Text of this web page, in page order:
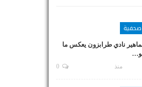
صحفية
نادي طرابزون يعكس ما
منذ